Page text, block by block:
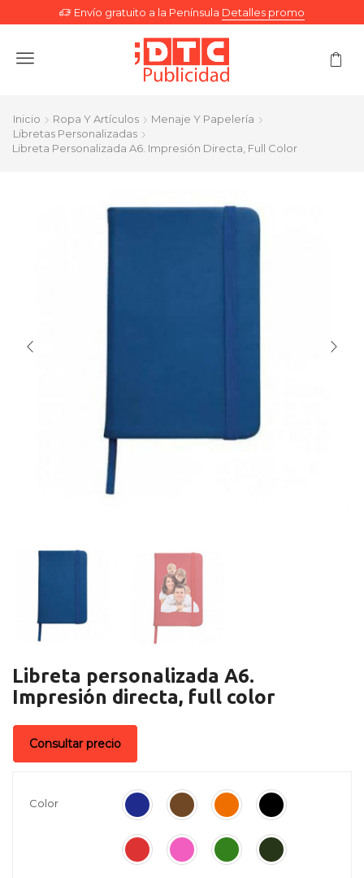
Envío gratuito a la Península Detalles promo
Menu
Inicio Ropa Y Artículos
Menaje Y Papelería
Libretas Personalizadas
Libreta Personalizada A6. Impresión Directa, Full Color
Libreta personalizada A6.
Impresión directa, full color
Consultar precio
Color